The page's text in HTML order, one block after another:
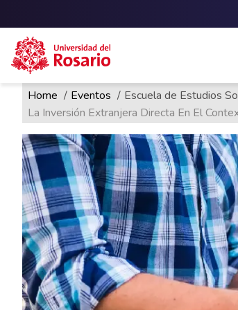
Pasar al contenido principal
Ruta de
Home Eventos
Escuela de Estudios
La Inversión Extranjera Directa En El